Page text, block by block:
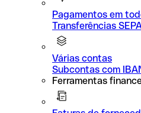
Pagamentos em
Transferências
Várias contas
Subcontas com
Ferramentas